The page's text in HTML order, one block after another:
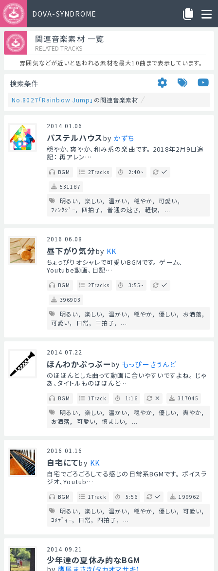
DOVA-SYNDROME
関連音楽素材 一覧
RELATED TRACKS
雰囲気などが近いと思われる素材を最大10曲まで表示しています。
検索条件
No.8027「Rainbow Jump」 の関連音楽素材
2014.01.06
パステルハウスby かずち
穏やか、爽やか、和み系の楽曲です。 2018年2月9日追
記： 再アレン…
BGM 2Tracks
2:40~
531187
明るい 楽しい 温かい 穏やか
可愛い
ﾌｧﾝﾀｼﾞｰ
四拍子 普通の速さ 軽快 ...
2016.06.08
昼下がり気分by KK
ちょっぴりオシャレで可愛いBGMです。 ゲーム、
Youtube動画、日記…
BGM 2Tracks
3:55~
396903
明るい 楽しい 温かい 穏やか 優しい
お洒落
可愛い
日常 三拍子 ...
2014.07.22
ほんわかぷっぷーby もっぴーさうんど
のほほんとした曲って動画に合いやすいですよね。 じゃ
あ、タイトルものほほんと…
BGM 1Track 1:16 317045
明るい 楽しい 温かい 穏やか 優しい
爽やか
お洒落
可愛い 慎ましい ...
2016.01.16
自宅にてby KK
自宅でごろごろしてる感じの日常系BGMです。 ボイスラ
ジオ、Youtub…
BGM 1Track 5:56 199962
明るい 楽しい 温かい 穏やか 優しい
可愛い
ｺﾒﾃﾞｨｰ
日常 四拍子 ...
2014.09.21
少年達の夏休み的なBGM
by 鷹尾まさき(タカオマサキ)